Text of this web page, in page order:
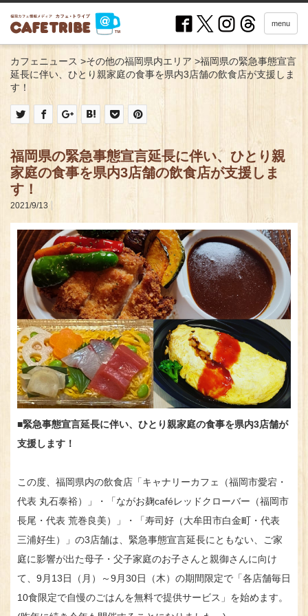
menu
カフェニュース >その他の福岡県内エリア >福岡県の緊急事態宣言
延長に伴い、ひとり親家庭の食事を県内3店舗の飲食店が支援しま
す！
福岡県の緊急事態宣言延長に伴い、ひとり親
家庭の食事を県内3店舗の飲食店が支援しま
す！
2021/9/13
■緊急事態宣言延長に伴い、ひとり親家庭の食事を県内3店舗が
支援します！
この度、福岡県内の飲食店「キャナリーカフェ（福岡市愛宕・
代表 丸石泰裕）」・「ながお麹caféレッドクローバー（福岡市
長尾・代表 荒巻良美）」・「寿司好（大牟田市白金町・代表
三浦好生）」の3店舗は、緊急事態宣言延長にともない、ご家
庭に影響が出た母子・父子家庭のお子さんと親御さんに向け
て、9月13日（月）～9月30日（木）の期間限定で「各店舗毎日
10食限定で自慢のごはんを無料で提供サービス」を始めます。